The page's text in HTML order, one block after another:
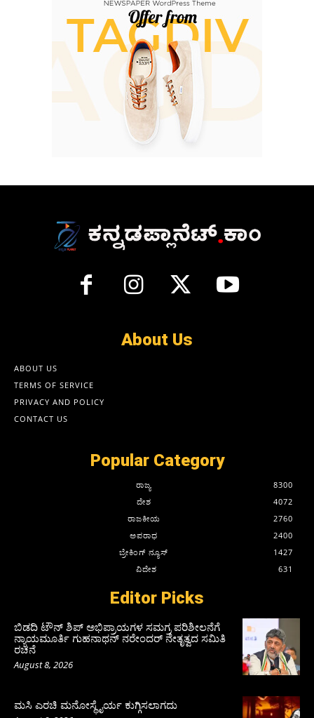
About Us
ABOUT US
TERMS OF SERVICE
PRIVACY AND POLICY
CONTACT US
Popular Category
ರಾಜ್ಯ
8300
ದೇಶ
4072
ರಾಜಕೀಯ
2760
ಅಪರಾಧ
2400
ಬ್ರೇಕಿಂಗ್ ನ್ಯೂಸ್
1427
ವಿದೇಶ
631
Editor Picks
ಬಿಡದಿ ಟೌನ್ ಶಿಪ್ ಅಭಿಪ್ರಾಯಗಳ ಸಮಗ್ರ ಪರಿಶೀಲನೆಗೆ
ನ್ಯಾಯಮೂರ್ತಿ ಗುಹನಾಥನ್ ನರೇಂದರ್ ನೇತೃತ್ವದ ಸಮಿತಿ
ರಚನೆ
August 8, 2026
ಮಸಿ ಎರಚಿ ಮನೋಸ್ಥೈರ್ಯ ಕುಗ್ಗಿಸಲಾಗದು